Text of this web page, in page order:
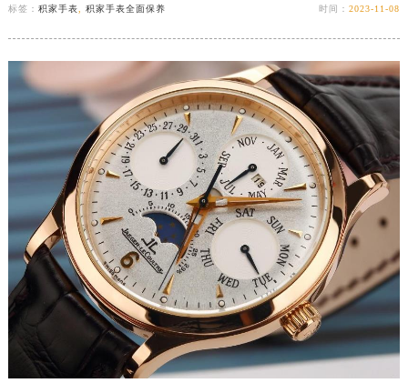
标签： 积家手表, 积家手表全面保养 时间：2023-11-08